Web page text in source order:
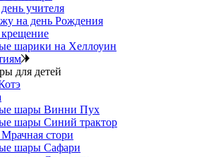
учителя
на день Рождения
шарики на Хеллоуин
для детей
шары Винни Пух
шары Синий трактор
стори
шары Сафари